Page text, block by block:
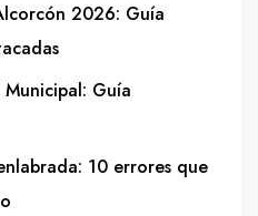
2026: Guía
Municipal: Guía
10 errores que